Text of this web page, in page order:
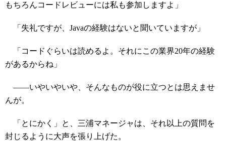
もちろんコードレビューには私も参加しますよ」
「失礼ですが、Javaの経験はないと聞いていますが」
「コードぐらいは読めるよ。それにこの業界20年の経験
があるからね」
――いやいやいや、そんなものが役に立つとは思えませ
んが。
「とにかく」と、三浦マネージャは、それ以上の質問を
封じるように大声を張り上げた。